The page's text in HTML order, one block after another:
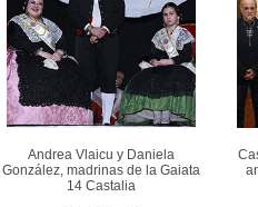
Andrea Vlaicu y Daniela
González, madrinas de la Gaiata
14 Castalia